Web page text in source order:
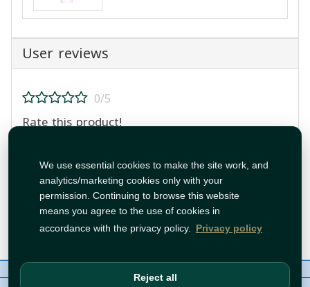
We use essential cookies to make the site work, and
analytics/marketing cookies only with your
permission. Continuing to browse this website
means you agree to the use of cookies in
accordance with the privacy policy. Privacy policy
Reject all
User reviews
0/5
Rate this product!
Post Review
About Us
WhatsApp